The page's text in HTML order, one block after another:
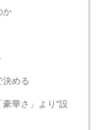
か
決める
華さ」より“設